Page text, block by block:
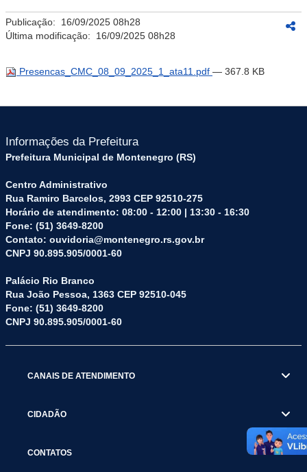
Publicação: 16/09/2025 08h28
Última modificação: 16/09/2025 08h28
Presencas_CMC_08_09_2025_1_ata11.pdf — 367.8 KB
Informações da Prefeitura
Prefeitura Municipal de Montenegro (RS)
Centro Administrativo
Rua Ramiro Barcelos, 2993 CEP 92510-275
Horário de atendimento: 08:00 - 12:00 | 13:30 - 16:30
Fone: (51) 3649-8200
Contato: ouvidoria@montenegro.rs.gov.br
CNPJ 90.895.905/0001-60
Palácio Rio Branco
Rua João Pessoa, 1363 CEP 92510-045
Fone: (51) 3649-8200
CNPJ 90.895.905/0001-60
CANAIS DE ATENDIMENTO
CIDADÃO
CONTATOS